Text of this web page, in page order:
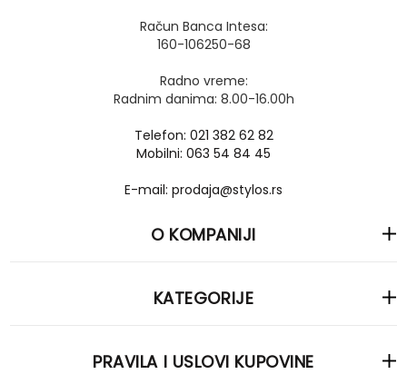
Račun Banca Intesa:
160-106250-68
Radno vreme:
Radnim danima: 8.00-16.00h
Telefon: 021 382 62 82
Mobilni: 063 54 84 45
E-mail: prodaja@stylos.rs
O KOMPANIJI
KATEGORIJE
PRAVILA I USLOVI KUPOVINE